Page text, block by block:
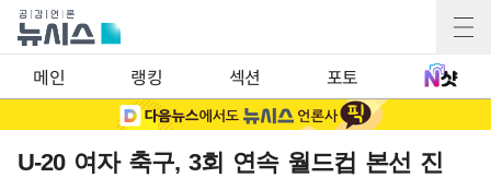
메인 랭킹 섹션 포토
U-20 여자 축구, 3회 연속 월드컵 본선 진